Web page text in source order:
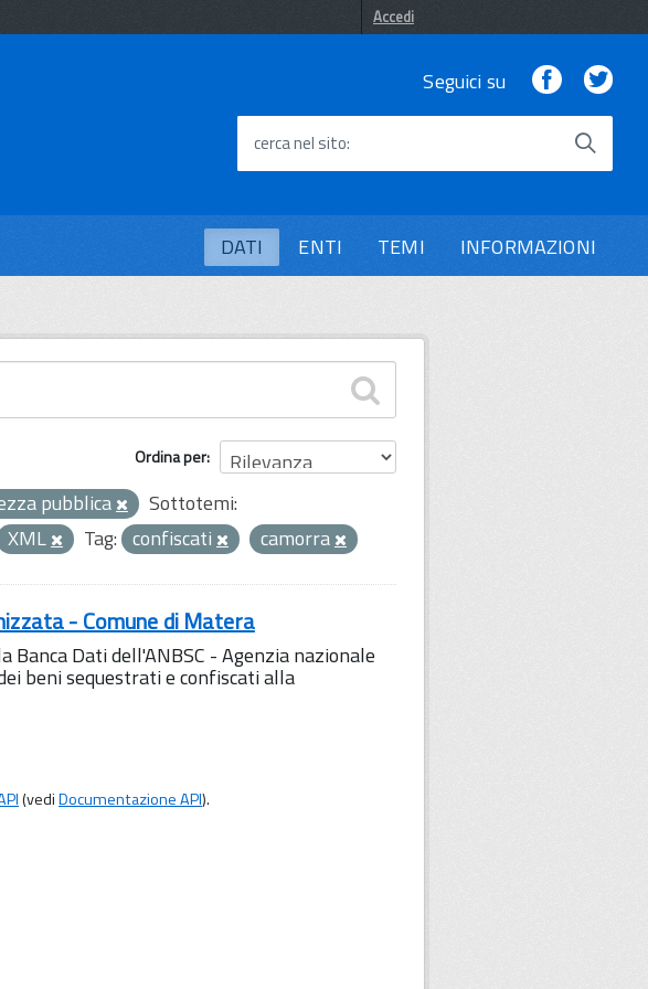
Accedi
Seguici su Facebook
cerca nel sito
DATI ENTI TEMI INFORMAZIONI
Ordina per
pubblica
Sottotemi:
XML Tag: confiscati camorra
- Comune di Matera
Dati dell'ANBSC - Agenzia nazionale
beni sequestrati e confiscati alla
(vediDocumentazione API).